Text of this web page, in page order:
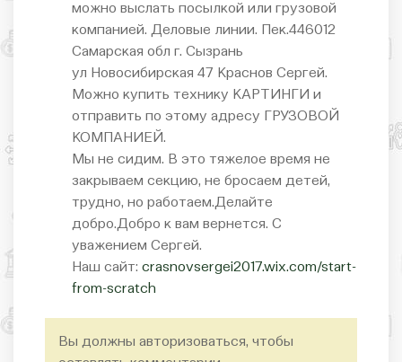
можно выслать посылкой или грузовой
компанией. Деловые линии. Пек.446012
Самарская обл г. Сызрань
ул Новосибирская 47 Краснов Сергей.
Можно купить технику КАРТИНГИ и
отправить по этому адресу ГРУЗОВОЙ
КОМПАНИЕЙ.
Мы не сидим. В это тяжелое время не
закрываем секцию, не бросаем детей,
трудно, но работаем.Делайте
добро.Добро к вам вернется. С
уважением Сергей.
Наш сайт: crasnovsergei2017.wix.com/start-
from-scratch
Вы должны авторизоваться, чтобы